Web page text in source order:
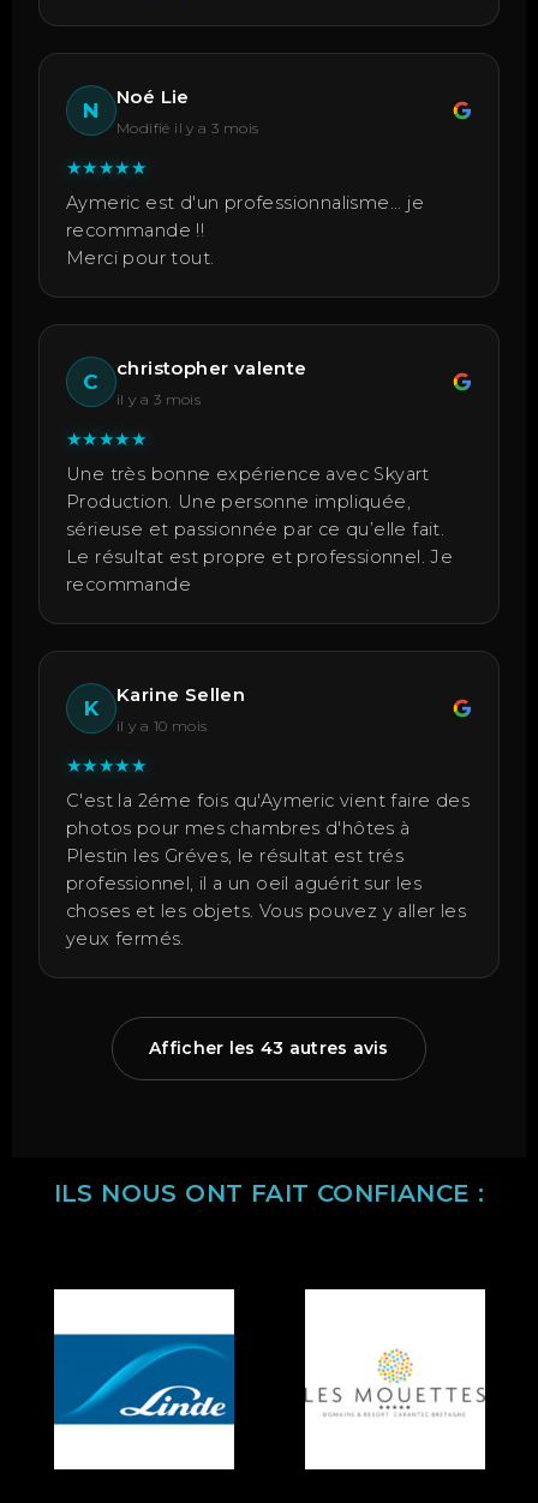
N
Noé Lie
Modifié il y a 3 mois
★★★★★
Aymeric est d'un professionnalisme... je
recommande !!
Merci pour tout.
C
christopher valente
il y a 3 mois
★★★★★
Une très bonne expérience avec Skyart
Production. Une personne impliquée,
sérieuse et passionnée par ce qu’elle fait.
Le résultat est propre et professionnel. Je
recommande
K
Karine Sellen
il y a 10 mois
★★★★★
C'est la 2éme fois qu'Aymeric vient faire des
photos pour mes chambres d'hôtes à
Plestin les Gréves, le résultat est trés
professionnel, il a un oeil aguérit sur les
choses et les objets. Vous pouvez y aller les
yeux fermés.
Afficher les 43 autres avis
ILS NOUS ONT FAIT CONFIANCE :